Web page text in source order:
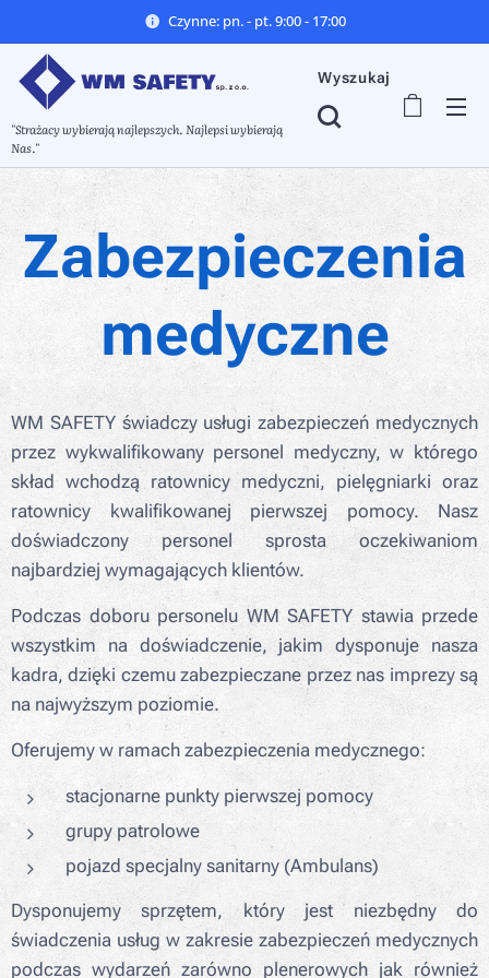
Czynne: pn. - pt. 9:00 - 17:00
"Strażacy wybierają najlepszych. Najlepsi wybierają
Nas."
Wyszukaj
Zabezpieczenia
medyczne
WM SAFETY świadczy usługi zabezpieczeń medycznych
przez wykwalifikowany personel medyczny, w którego
skład wchodzą ratownicy medyczni, pielęgniarki oraz
ratownicy kwalifikowanej pierwszej pomocy. Nasz
doświadczony personel sprosta oczekiwaniom
najbardziej wymagających klientów.
Podczas doboru personelu WM SAFETY stawia przede
wszystkim na doświadczenie, jakim dysponuje nasza
kadra, dzięki czemu zabezpieczane przez nas imprezy są
na najwyższym poziomie.
Oferujemy w ramach zabezpieczenia medycznego:
stacjonarne punkty pierwszej pomocy
grupy patrolowe
pojazd specjalny sanitarny (Ambulans)
Dysponujemy sprzętem, który jest niezbędny do
świadczenia usług w zakresie zabezpieczeń medycznych
podczas wydarzeń zarówno plenerowych jak również